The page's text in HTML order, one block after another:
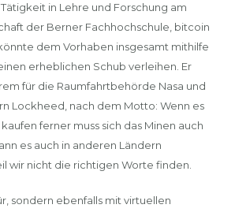
in Lehre und Forschung am
der Berner Fachhochschule, bitcoin
dem Vorhaben insgesamt mithilfe
erheblichen Schub verleihen. Er
für die Raumfahrtbehörde Nasa und
Lockheed, nach dem Motto: Wenn es
ferner muss sich das Minen auch
es auch in anderen Ländern
wir nicht die richtigen Worte finden.
sondern ebenfalls mit virtuellen